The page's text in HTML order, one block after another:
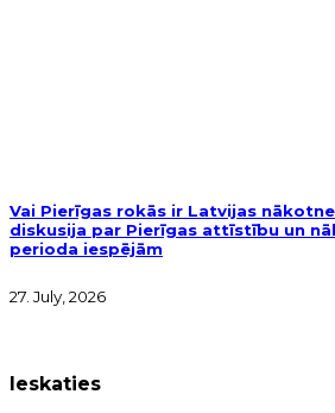
Vai Pierīgas rokās ir Latvijas
diskusija par Pierīgas attīstību un
perioda iespējām
27. July, 2026
Ieskaties